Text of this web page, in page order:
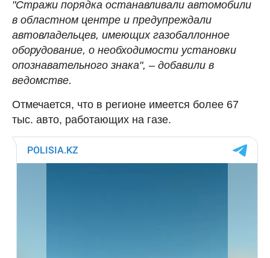
"Стражи порядка останавливали автомобили
в областном центре и предупреждали
автовладельцев, имеющих газобаллонное
оборудование, о необходимости установки
опознавательного знака", – добавили в
ведомстве.
Отмечается, что в регионе имеется более 67
тыс. авто, работающих на газе.